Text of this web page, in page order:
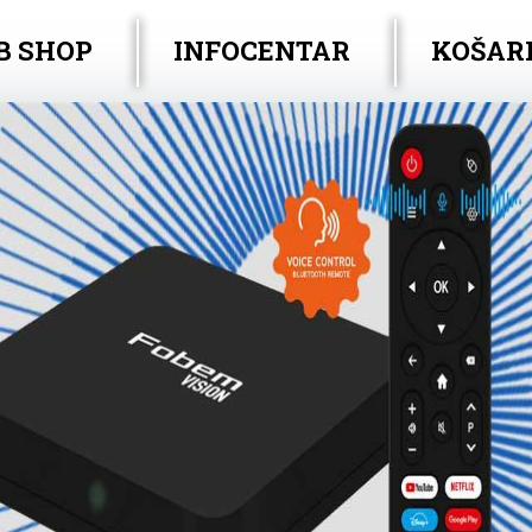
SHOP INFOCENTAR